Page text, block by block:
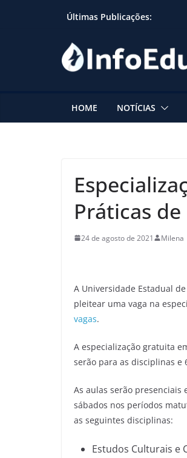
Últimas Publicações:
HOME NOTÍCIAS
Práticas
24 de agosto de 2021 Milena
A Universidade Estadual
pleitear uma vaga na
vagas.
A especialização gratuita
serão para as disciplinas e
As aulas serão
sábados nos períodos
as seguintes disciplinas:
Estudos Culturais e